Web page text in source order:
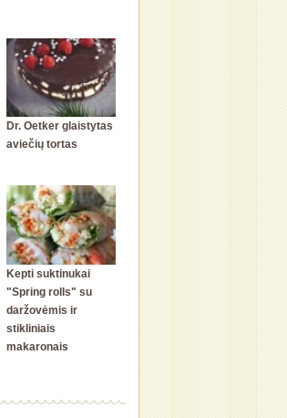
Dr. Oetker glaistytas
aviečių tortas
Kepti suktinukai
"Spring rolls" su
daržovėmis ir
stikliniais
makaronais